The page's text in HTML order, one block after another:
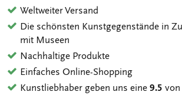
Weltweiter Versand
Die schönsten Kunstgegenstände in
mit Museen
Nachhaltige Produkte
Einfaches Online-Shopping
Kunstliebhaber geben uns eine9.5 von